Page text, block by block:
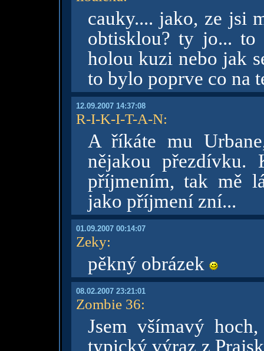
cauky.... jako, ze jsi
obtisklou? ty jo...
holou kuzi nebo jak
to bylo poprve co na
12.09.2007 14:37:08
R-I-K-I-T-A-N:
A říkáte mu
nějakou
příjmením, tak mě
jako příjmení zní...
01.09.2007 00:14:07
Zeky:
pěkný obrázek
08.02.2007 23:21:01
Zombie 36:
Jsem všímavý
typický výraz z